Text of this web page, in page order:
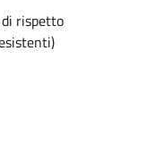
rispetto